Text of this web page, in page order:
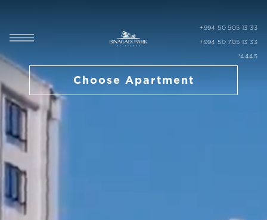
+994 50 505 13 33
+994 50 705 13 33
*4445
Choose Apartment